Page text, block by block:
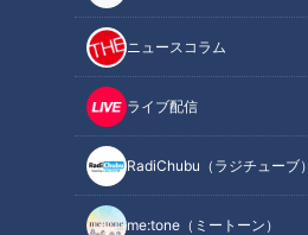
ニュースコラム
ライブ配信
RadiChubu（ラジチューブ）
me:tone（ミートーン）
たっくー＆ナナフシギのツイ
跡！都市伝説 #3
跡